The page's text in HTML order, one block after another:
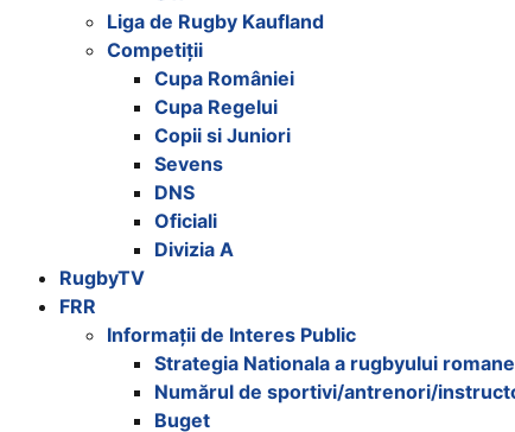
Liga de Rugby Kaufland
Competiții
Cupa României
Cupa Regelui
Copii si Juniori
Sevens
DNS
Oficiali
Divizia A
RugbyTV
FRR
Informații de Interes Public
Strategia Nationala a rugbyului
Numărul de sportivi/antrenori/
Buget